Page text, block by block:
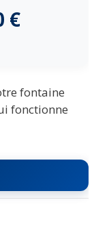
€
fontaine
fonctionne